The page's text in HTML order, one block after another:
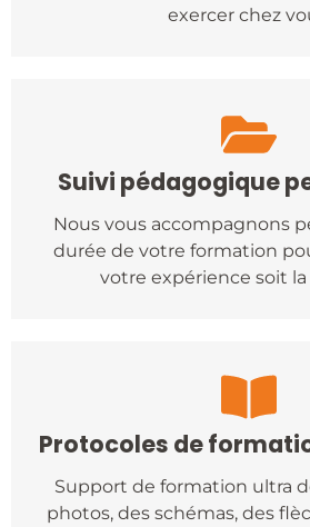
exercer chez
Suivi pédagogique
Nous vous accompagnons
durée de votre formation
votre expérience soit
Protocoles de
Support de formation ultra
photos, des schémas, des